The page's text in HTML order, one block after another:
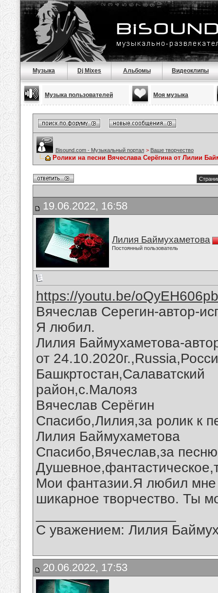
Музыка Dj Mixes Альбомы Видеоклипы
Музыка пользователей Моя музыка
Bisound.com - Музыкальный портал > Ваше творчество
Ролики на песни Вячеслава Серёгина от Лилии
19.06.2022, 16:58
Лилия Баймухаметова
Постоянный пользователь
https://youtu.be/
Вячеслав Серегин-автор-
Я любил.
Лилия Баймухаметова-
от
Башкртостан,Салаватский
район,с.Малояз
Вячеслав Серёгин
Спасибо,Лилия,за ролик к
Лилия Баймухаметова
Спасибо,Вячеслав,за
Мои фантазии.Я любил мне
шикарное творчество. Ты
С уважением: Лилия
20.06.2022, 17:53